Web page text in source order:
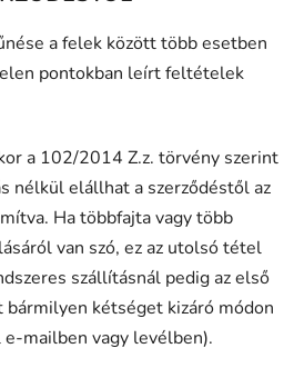
a felek között több esetben
pontokban leírt feltételek
a 102/2014 Z.z. törvény szerint
nélkül elállhat a szerződéstől az
Ha többfajta vagy több
van szó, ez az utolsó tétel
szállításnál pedig az első
kétséget kizáró módon
mailben vagy levélben).